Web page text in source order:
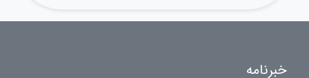
خبرنامه